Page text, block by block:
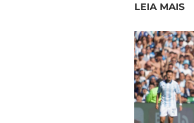
LEIA MAIS